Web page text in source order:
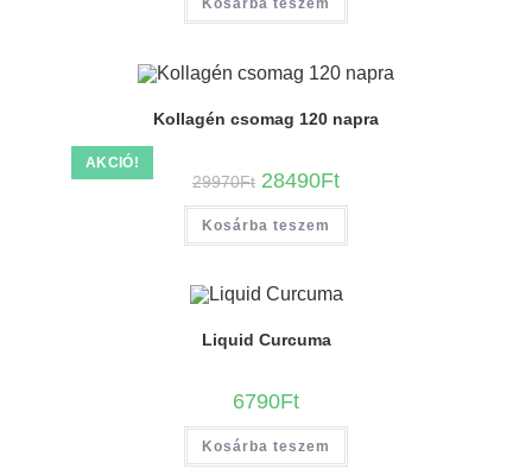
Kosárba teszem
AKCIÓ!
Kollagén csomag 120 napra
29970Ft 28490Ft
Kosárba teszem
Liquid Curcuma
6790Ft
Kosárba teszem